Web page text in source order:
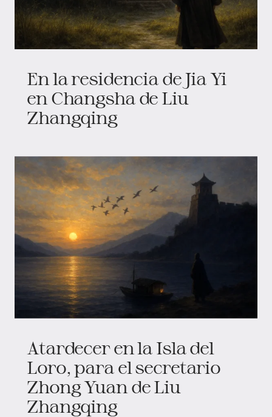
En la residencia de Jia Yi
en Changsha de Liu
Zhangqing
Atardecer en la Isla del
Loro, para el secretario
Zhong Yuan de Liu
Zhangqing